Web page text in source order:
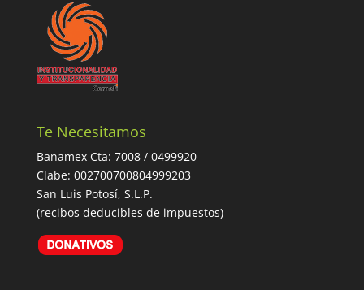
Te Necesitamos
Banamex Cta: 7008 / 0499920
Clabe: 002700700804999203
San Luis Potosí, S.L.P.
(recibos deducibles de impuestos)